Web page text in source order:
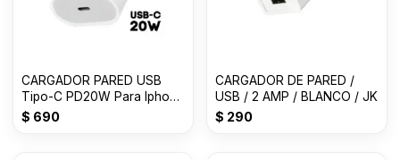
CARGADOR PARED USB
Tipo-C PD20W Para Iphone
BLANCO
$ 690
CARGADOR DE PARED /
USB / 2 AMP / BLANCO / JK
$ 290